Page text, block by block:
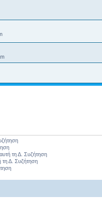
τη Δ. Συζήτηση
τη Δ. Συζήτηση